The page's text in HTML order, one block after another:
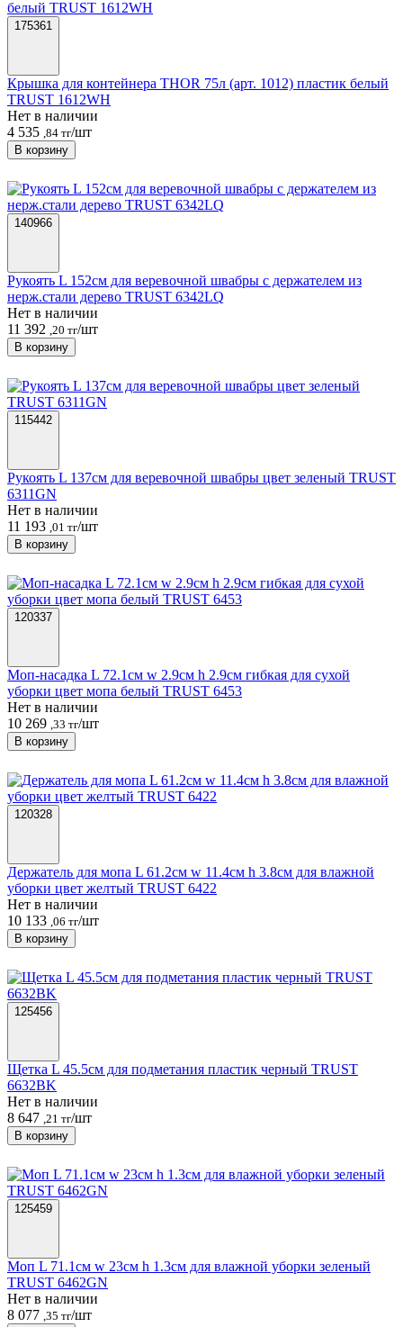
175361
Крышка для контейнера THOR 75л (арт. 1012) пластик белый
TRUST 1612WH
Нет в наличии
4 535 ,84 тг/шт
В корзину
140966
Рукоять L 152см для веревочной швабры с держателем из
нерж.стали дерево TRUST 6342LQ
Нет в наличии
11 392 ,20 тг/шт
В корзину
115442
Рукоять L 137см для веревочной швабры цвет зеленый TRUST
6311GN
Нет в наличии
11 193 ,01 тг/шт
В корзину
120337
Моп-насадка L 72.1см w 2.9см h 2.9см гибкая для сухой
уборки цвет мопа белый TRUST 6453
Нет в наличии
10 269 ,33 тг/шт
В корзину
120328
Держатель для мопа L 61.2см w 11.4см h 3.8см для влажной
уборки цвет желтый TRUST 6422
Нет в наличии
10 133 ,06 тг/шт
В корзину
125456
Щетка L 45.5см для подметания пластик черный TRUST
6632BK
Нет в наличии
8 647 ,21 тг/шт
В корзину
125459
Моп L 71.1см w 23см h 1.3см для влажной уборки зеленый
TRUST 6462GN
Нет в наличии
8 077 ,35 тг/шт